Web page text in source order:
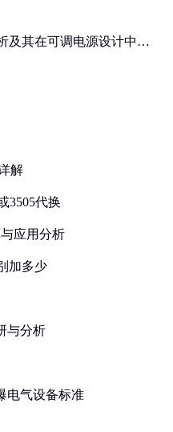
及其在可调电源设计中的
解
3505代换
应用分析
加多少
与分析
电气设备标准